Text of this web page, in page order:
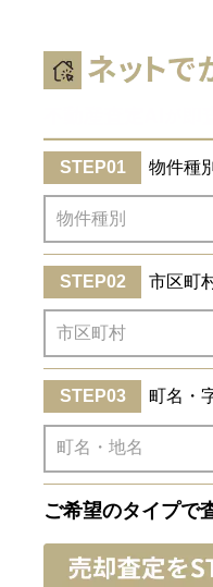
物件種
市区町
町名・
ご希望のタイプで